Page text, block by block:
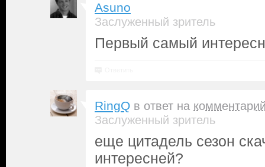
Asuno
Заслуженный зритель
Первый самый
RingQ в ответ на
Заслуженный зритель
еще цитадель сезон
интересней?